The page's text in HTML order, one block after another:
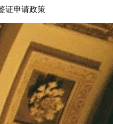
证申请政策